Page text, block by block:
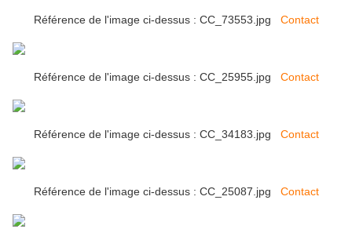
Référence de l'image ci-dessus : CC_73553.jpg Contact
Référence de l'image ci-dessus : CC_25955.jpg Contact
Référence de l'image ci-dessus : CC_34183.jpg Contact
Référence de l'image ci-dessus : CC_25087.jpg Contact